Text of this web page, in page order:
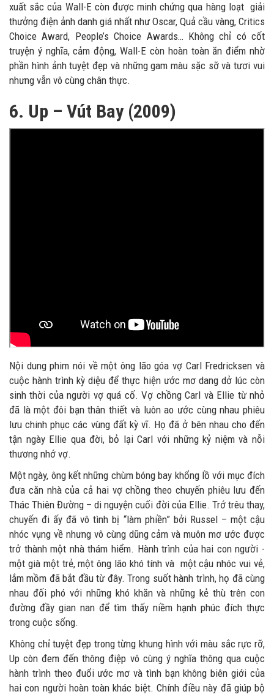
xuất sắc của Wall-E còn được minh chứng qua hàng loạt giải
thưởng điện ảnh danh giá nhất như Oscar, Quả cầu vàng, Critics
Choice Award, People’s Choice Awards… Không chỉ có cốt
truyện ý nghĩa, cảm động, Wall-E còn hoàn toàn ăn điểm nhờ
phần hình ảnh tuyệt đẹp và những gam màu sặc sỡ và tươi vui
nhưng vẫn vô cùng chân thực.
6. Up – Vút Bay (2009)
Nội dung phim nói về một ông lão góa vợ Carl Fredricksen và
cuộc hành trình kỳ diệu để thực hiện ước mơ dang dở lúc còn
sinh thời của người vợ quá cố. Vợ chồng Carl và Ellie từ nhỏ
đã là một đôi bạn thân thiết và luôn ao ước cùng nhau phiêu
lưu chinh phục các vùng đất kỳ vĩ. Họ đã ở bên nhau cho đến
tận ngày Ellie qua đời, bỏ lại Carl với những kỷ niệm và nỗi
thương nhớ vợ.
Một ngày, ông kết những chùm bóng bay khổng lồ với mục đích
đưa căn nhà của cả hai vợ chồng theo chuyến phiêu lưu đến
Thác Thiên Đường – di nguyện cuối đời của Ellie. Trớ trêu thay,
chuyến đi ấy đã vô tình bị “làm phiền” bởi Russel – một cậu
nhóc vụng về nhưng vô cùng dũng cảm và muôn mơ ước được
trở thành một nhà thám hiểm. Hành trình của hai con người -
một già một trẻ, một ông lão khó tính và một cậu nhóc vui vẻ,
lắm mồm đã bắt đầu từ đây. Trong suốt hành trình, họ đã cùng
nhau đối phó với những khó khăn và những kẻ thù trên con
đường đầy gian nan để tìm thấy niềm hạnh phúc đích thực
trong cuộc sống.
Không chỉ tuyệt đẹp trong từng khung hình với màu sắc rực rỡ,
Up còn đem đến thông điệp vô cùng ý nghĩa thông qua cuộc
hành trình theo đuổi ước mơ và tình bạn không biên giới của
hai con người hoàn toàn khác biệt. Chính điều này đã giúp bộ